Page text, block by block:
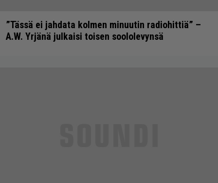
”Tässä ei jahdata kolmen minuutin radiohittiä” –
A.W. Yrjänä julkaisi toisen soololevynsä